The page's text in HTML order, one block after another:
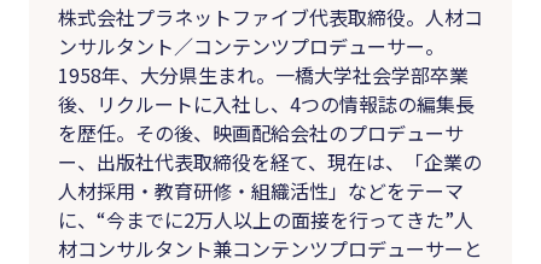
株式会社プラネットファイブ代表取締役。人材コ
ンサルタント／コンテンツプロデューサー。
1958年、大分県生まれ。一橋大学社会学部卒業
後、リクルートに入社し、4つの情報誌の編集長
を歴任。その後、映画配給会社のプロデューサ
ー、出版社代表取締役を経て、現在は、「企業の
人材採用・教育研修・組織活性」などをテーマ
に、“今までに2万人以上の面接を行ってきた”人
材コンサルタント兼コンテンツプロデューサーと